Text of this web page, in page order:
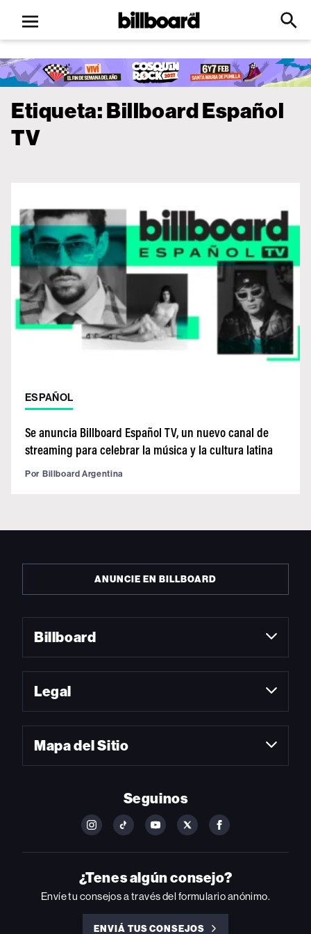
Open
menu
Billboard
Click
Input
Etiqueta:Billboard Español
TV
ESPAÑOL
Se anuncia Billboard Español TV, un nuevo canal de
streaming para celebrar la música y la cultura latina
Por Billboard Argentina
ANUNCIE EN BILLBOARD
Billboard
Legal
Mapa del Sitio
Seguinos
FOLLOW
ON
INSTAGRAM
FOLLOW
ON
YOUTUBE
FOLLOW
ON
YOUTUBE
FOLLOW
ON
FOLLOW
ON
FACEBOOK
¿Tenes algún consejo?
Envíe tu consejos a través del formulario anónimo.
ENVIÁ TUS CONSEJOS